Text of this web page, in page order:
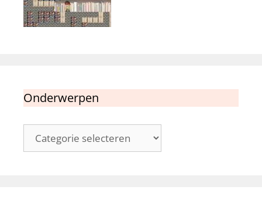
Onderwerpen